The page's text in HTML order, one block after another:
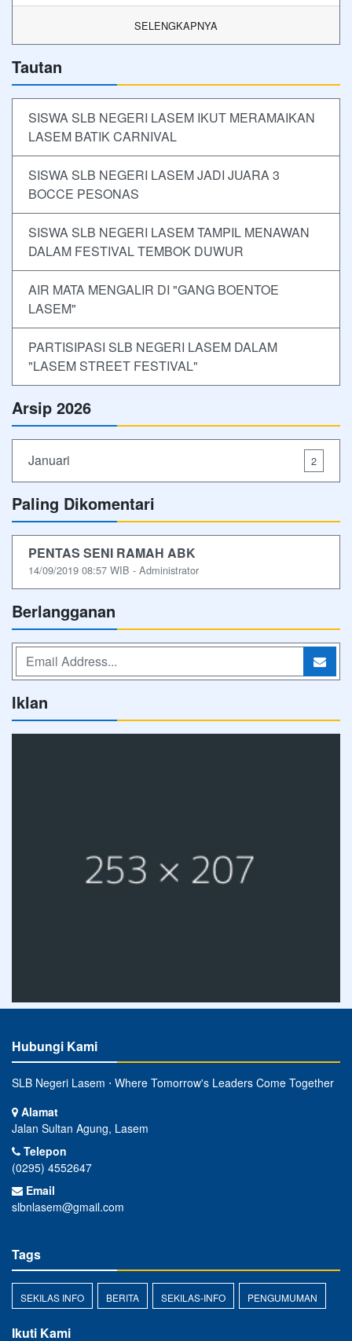
SELENGKAPNYA
Tautan
SISWA SLB NEGERI LASEM IKUT MERAMAIKAN
LASEM BATIK CARNIVAL
SISWA SLB NEGERI LASEM JADI JUARA 3
BOCCE PESONAS
SISWA SLB NEGERI LASEM TAMPIL MENAWAN
DALAM FESTIVAL TEMBOK DUWUR
AIR MATA MENGALIR DI "GANG BOENTOE
LASEM"
PARTISIPASI SLB NEGERI LASEM DALAM
"LASEM STREET FESTIVAL"
Arsip 2026
Januari 2
Paling Dikomentari
PENTAS SENI RAMAH ABK
14/09/2019 08:57 WIB - Administrator
Berlangganan
Iklan
Hubungi Kami
SLB Negeri Lasem ⋅ Where Tomorrow's Leaders Come Together
Alamat
Jalan Sultan Agung, Lasem
Telepon
(0295) 4552647
Email
slbnlasem@gmail.com
Tags
SEKILAS INFO BERITA SEKILAS-INFO PENGUMUMAN
Ikuti Kami